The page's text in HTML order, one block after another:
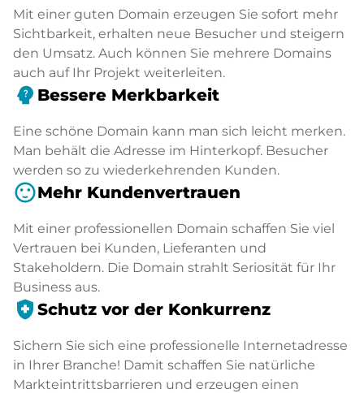
Mit einer guten Domain erzeugen Sie sofort mehr
Sichtbarkeit, erhalten neue Besucher und steigern
den Umsatz. Auch können Sie mehrere Domains
auch auf Ihr Projekt weiterleiten.
psychology_alt Bessere Merkbarkeit
Eine schöne Domain kann man sich leicht merken.
Man behält die Adresse im Hinterkopf. Besucher
werden so zu wiederkehrenden Kunden.
sentiment_satisfiedMehr Kundenvertrauen
Mit einer professionellen Domain schaffen Sie viel
Vertrauen bei Kunden, Lieferanten und
Stakeholdern. Die Domain strahlt Seriosität für Ihr
Business aus.
health_and_safety Schutz vor der Konkurrenz
Sichern Sie sich eine professionelle Internetadresse
in Ihrer Branche! Damit schaffen Sie natürliche
Markteintrittsbarrieren und erzeugen einen